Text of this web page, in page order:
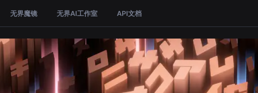
无界魔镜 无界AI工作室 API文档